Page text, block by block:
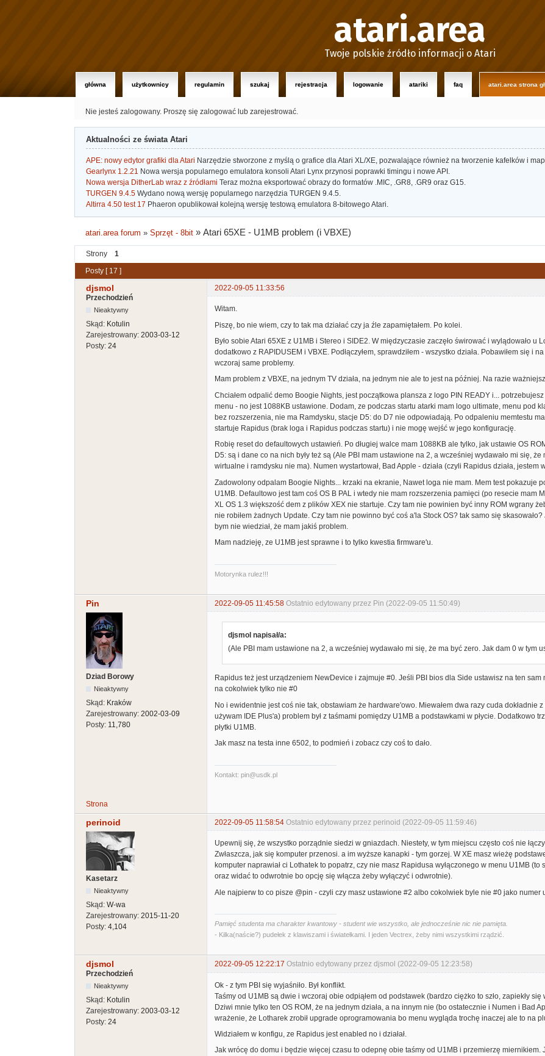
atari.area
Twoje polskie źródło informacji o Atari
główna użytkownicy regulamin szukaj rejestracja logowanie atariki faq atari.area strona
Nie jesteś zalogowany. Proszę się zalogować lub zarejestrować.
Aktualności ze świata Atari
APE: nowy edytor grafiki dla Atari Narzędzie stworzone z myślą o grafice dla Atari XL/XE, pozwalające również na tworzenie kafelków i
Gearlynx 1.2.21 Nowa wersja popularnego emulatora konsoli Atari Lynx przynosi poprawki timingu i nowe API.
Nowa wersja DitherLab wraz z źródłami Teraz można eksportować obrazy do formatów .MIC, .GR8, .GR9 oraz G15.
TURGEN 9.4.5 Wydano nową wersję popularnego narzędzia TURGEN 9.4.5.
Altirra 4.50 test 17 Phaeron opublikował kolejną wersję testową emulatora 8-bitowego Atari.
atari.area forum »Sprzęt - 8bit »Atari 65XE - U1MB problem (i VBXE)
Strony 1
Posty [ 17 ]
djsmol
2022-09-05 11:33:56
Przechodzień
Nieaktywny
Skąd: Kotulin
Zarejestrowany: 2003-03-12
Posty: 24
Witam.
Piszę, bo nie wiem, czy to tak ma działać czy ja źle zapamiętałem. Po kolei.
Było sobie Atari 65XE z U1MB i Stereo i SIDE2. W międzyczasie zaczęło świrować i wylądowało u
dodatkowo z RAPIDUSEM i VBXE. Podłączyłem, sprawdziłem - wszystko działa. Pobawiłem się i
wczoraj same problemy.
Mam problem z VBXE, na jednym TV działa, na jednym nie ale to jest na później. Na razie
Chciałem odpalić demo Boogie Nights, jest początkowa plansza z logo PIN READY i...
menu - no jest 1088KB ustawione. Dodam, ze podczas startu atarki mam logo ultimate, menu pod
bez rozszerzenia, nie ma Ramdysku, stacje D5: do D7 nie odpowiadają. Po odpaleniu memtestu
startuje Rapidus (brak loga i Rapidus podczas startu) i nie mogę wejść w jego konfigurację.
Robię reset do defaultowych ustawień. Po długiej walce mam 1088KB ale tylko, jak ustawie OS
D5: są i dane co na nich były też są (Ale PBI mam ustawione na 2, a wcześniej wydawało mi się,
wirtualne i ramdysku nie ma). Numen wystartował, Bad Apple - działa (czyli Rapidus działa,
Zadowolony odpalam Boogie Nights... krzaki na ekranie, Nawet loga nie mam. Mem test pokazuje
U1MB. Defaultowo jest tam coś OS B PAL i wtedy nie mam rozszerzenia pamięci (po resecie mam
XL OS 1.3 większość dem z plików XEX nie startuje. Czy tam nie powinien być inny ROM wgrany
nie robiłem żadnych Update. Czy tam nie powinno być coś a'la Stock OS? tak samo się
bym nie wiedział, że mam jakiś problem.
Mam nadzieję, ze U1MB jest sprawne i to tylko kwestia firmware'u.
Motorynka rulez!!!
Pin 2022-09-05 11:45:58 Ostatnio edytowany przez Pin (2022-09-05 11:50:49)
Dziad Borowy
Nieaktywny
Skąd: Kraków
Zarejestrowany: 2002-03-09
Posty: 11,780
djsmol napisał/a:
(Ale PBI mam ustawione na 2, a wcześniej wydawało mi się, że ma być zero. Jak dam 0 w tym
Rapidus też jest urządzeniem NewDevice i zajmuje #0. Jeśli PBI bios dla Side ustawisz na ten
na cokolwiek tylko nie #0
No i ewidentnie jest coś nie tak, obstawiam że hardware'owo. Miewałem dwa razy cuda dokładnie
używam IDE Plus'a) problem był z taśmami pomiędzy U1MB a podstawkami w płycie. Dodatkowo
płytki U1MB.
Jak masz na testa inne 6502, to podmień i zobacz czy coś to dało.
Kontakt: pin@usdk.pl
Strona
perinoid 2022-09-05 11:58:54 Ostatnio edytowany przez perinoid (2022-09-05 11:59:46)
Kasetarz
Nieaktywny
Skąd: W-wa
Zarejestrowany: 2015-11-20
Posty: 4,104
Upewnij się, że wszystko porządnie siedzi w gniazdach. Niestety, w tym miejscu często coś nie
Zwłaszcza, jak się komputer przenosi. a im wyższe kanapki - tym gorzej. W XE masz wieżę
komputer naprawiał ci Lothatek to popatrz, czy nie masz Rapidusa wyłączonego w menu U1MB
oraz widać to odwrotnie bo opcję się włącza żeby wyłączyć i odwrotnie).
Ale najpierw to co pisze @pin - czyli czy masz ustawione #2 albo cokolwiek byle nie #0 jako numer
Pamięć studenta ma charakter kwantowy - student wie wszystko, ale jednocześnie nic nie pamięta.
- Kilka(naście?) pudełek z klawiszami i światełkami. I jeden Vectrex, żeby nimi wszystkimi rządzić.
djsmol 2022-09-05 12:22:17 Ostatnio edytowany przez djsmol (2022-09-05 12:23:58)
Przechodzień
Nieaktywny
Skąd: Kotulin
Zarejestrowany: 2003-03-12
Posty: 24
Ok - z tym PBI się wyjaśniło. Był konflikt.
Taśmy od U1MB są dwie i wczoraj obie odpiąłem od podstawek (bardzo ciężko to szło, zapiekły
Dziwi mnie tylko ten OS ROM, że na jednym działa, a na innym nie (bo ostatecznie i Numen i Bad
wrażenie, że Lotharek zrobił upgrade oprogramowania bo menu wygląda trochę inaczej ale to na
Widziałem w konfigu, ze Rapidus jest enabled no i działał.
Jak wrócę do domu i będzie więcej czasu to odepnę obie taśmy od U1MB i przemierzę